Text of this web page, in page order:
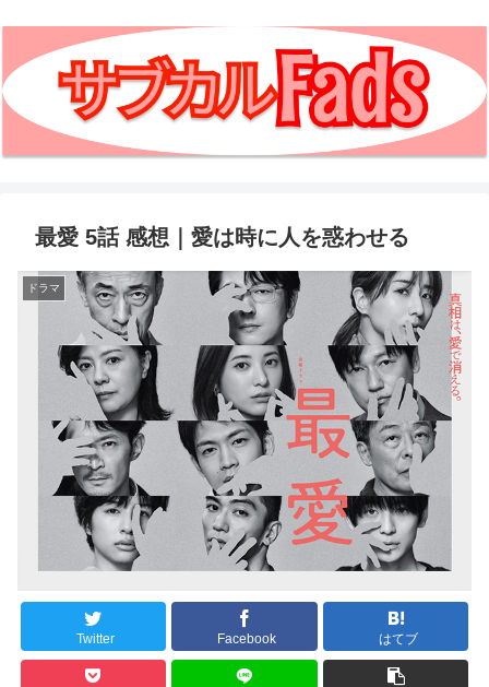
最愛 5話 感想｜愛は時に人を惑わせる
ドラマ
Twitter Facebook はてブ